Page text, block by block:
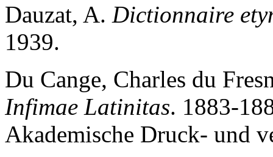
Dauzat, A. Dictionnaire
1939.
Du Cange, Charles du
Infimae Latinitas. 1883-
Akademische Druck- und